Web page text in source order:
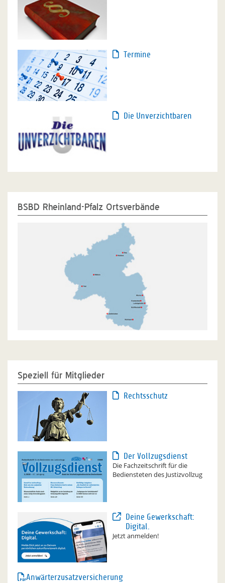
Termine
Die Unverzichtbaren
BSBD Rheinland-Pfalz Ortsverbände
Speziell für Mitglieder
Rechtsschutz
Der Vollzugsdienst
Die Fachzeitschrift für die
Bediensteten des Justizvollzug
Deine Gewerkschaft:
Digital.
Jetzt anmelden!
Anwärterzusatzversicherung